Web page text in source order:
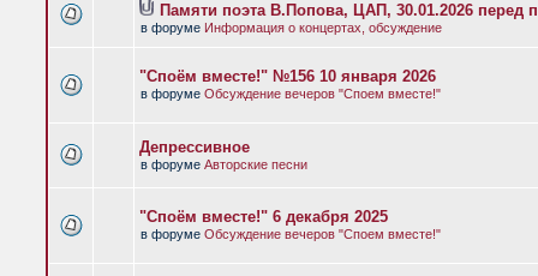
Памяти поэта В.Попова, ЦАП, 30.01.2026 перед
в форуме Информация о концертах, обсуждение
"Споём вместе!" №156 10 января 2026
в форуме Обсуждение вечеров "Споем вместе!"
Депрессивное
в форуме Авторские песни
"Споём вместе!" 6 декабря 2025
в форуме Обсуждение вечеров "Споем вместе!"